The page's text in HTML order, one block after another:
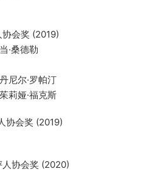
会奖 (2019)
·桑德勒
尔·罗帕汀
娅·福克斯
会奖 (2019)
协会奖 (2020)